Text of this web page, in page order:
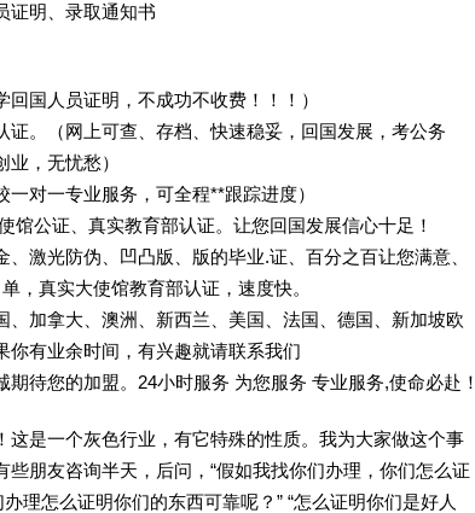
证明、录取通知书
回国人员证明，不成功不收费！！！）
。（网上可查、存档、快速稳妥，回国发展，考公务
业，无忧愁）
一对一专业服务，可全程**跟踪进度）
公证、真实教育部认证。让您回国发展信心十足！
激光防伪、凹凸版、版的毕业.证、百分之百让您满意、
，真实大使馆教育部认证，速度快。
加拿大、澳洲、新西兰、美国、法国、德国、新加坡欧
你有业余时间，有兴趣就请联系我们
待您的加盟。24小时服务 为您服务 专业服务,使命必赴！
这是一个灰色行业，有它特殊的性质。我为大家做这个事
些朋友咨询半天，后问，“假如我找你们办理，你们怎么证
理怎么证明你们的东西可靠呢？” “怎么证明你们是好人